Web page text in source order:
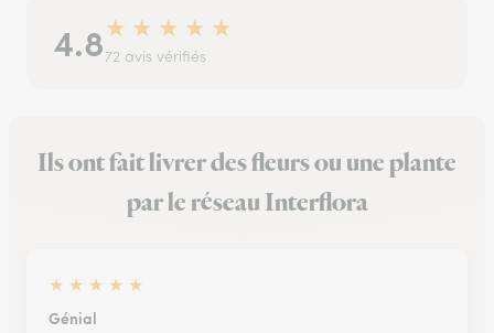
4.8★ ★ ★ ★ ★
72 avis vérifiés
Ils ont fait livrer des fleurs ou une plante
par le réseau Interflora
★ ★ ★ ★ ★
Génial